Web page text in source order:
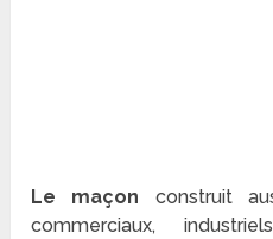
Le maçon construit
commerciaux,